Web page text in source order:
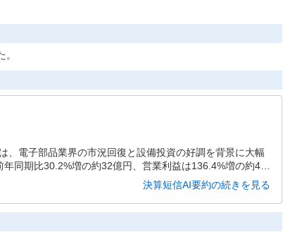
、電子部品業界の市況回復と設備投資の好調を背景に大幅
同期比30.2%増の約32億円、営業利益は136.4%増の約4億
決算短信AI要約の続きを見る